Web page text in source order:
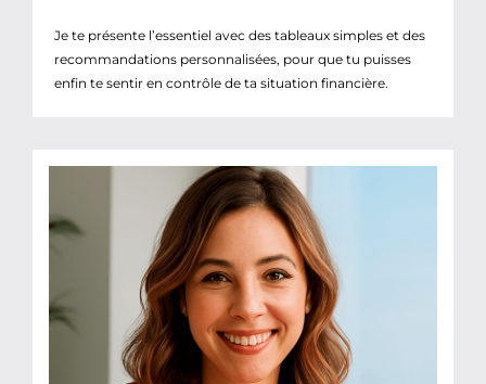
Je te présente l’essentiel avec des tableaux simples et des
recommandations personnalisées, pour que tu puisses
enfin te sentir en contrôle de ta situation financière.